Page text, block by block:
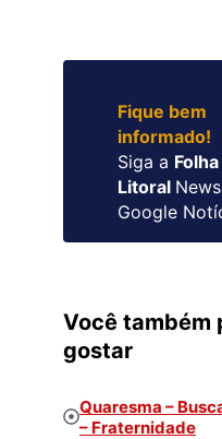
Fique bem
informado!
Siga a
Litoral
Google
Você também
gostar
Quaresma –
– Fraternidade